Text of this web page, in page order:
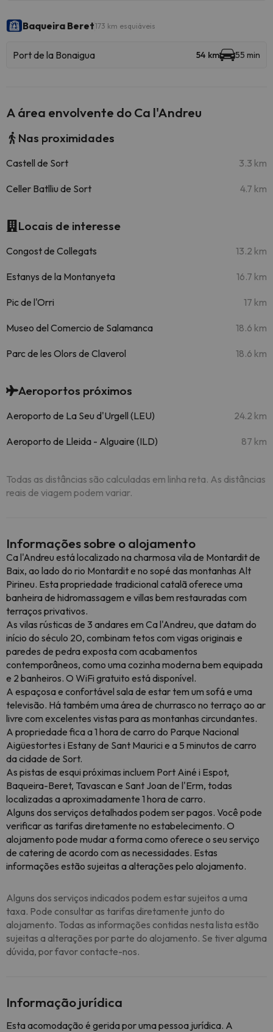
Baqueira Beret173 km esquiáveis
Port de la Bonaigua 54 km 55 min
A área envolvente do Ca l'Andreu
Nas proximidades
Castell de Sort 3.3 km
Celler Batlliu de Sort 4.7 km
Locais de interesse
Congost de Collegats 13.2 km
Estanys de la Montanyeta 16.7 km
Pic de l'Orri 17 km
Museo del Comercio de Salamanca 18.6 km
Parc de les Olors de Claverol 18.6 km
Aeroportos próximos
Aeroporto de La Seu d'Urgell (LEU) 24.2 km
Aeroporto de Lleida - Alguaire (ILD) 87 km
Todas as distâncias são calculadas em linha reta. As distâncias
reais de viagem podem variar.
Informações sobre o alojamento
Ca l'Andreu está localizado na charmosa vila de Montardit de
Baix, ao lado do rio Montardit e no sopé das montanhas Alt
Pirineu. Esta propriedade tradicional catalã oferece uma
banheira de hidromassagem e villas bem restauradas com
terraços privativos.
As vilas rústicas de 3 andares em Ca l'Andreu, que datam do
início do século 20, combinam tetos com vigas originais e
paredes de pedra exposta com acabamentos
contemporâneos, como uma cozinha moderna bem equipada
e 2 banheiros. O WiFi gratuito está disponível.
A espaçosa e confortável sala de estar tem um sofá e uma
televisão. Há também uma área de churrasco no terraço ao ar
livre com excelentes vistas para as montanhas circundantes.
A propriedade fica a 1 hora de carro do Parque Nacional
Aigüestortes i Estany de Sant Maurici e a 5 minutos de carro
da cidade de Sort.
As pistas de esqui próximas incluem Port Ainé i Espot,
Baqueira-Beret, Tavascan e Sant Joan de l'Erm, todas
localizadas a aproximadamente 1 hora de carro.
Alguns dos serviços detalhados podem ser pagos. Você pode
verificar as tarifas diretamente no estabelecimento. O
alojamento pode mudar a forma como oferece o seu serviço
de catering de acordo com as necessidades. Estas
informações estão sujeitas a alterações pelo alojamento.
Alguns dos serviços indicados podem estar sujeitos a uma
taxa. Pode consultar as tarifas diretamente junto do
alojamento. Todas as informações contidas nesta lista estão
sujeitas a alterações por parte do alojamento. Se tiver alguma
dúvida, por favor contacte-nos.
Informação jurídica
Esta acomodação é gerida por uma pessoa jurídica. A